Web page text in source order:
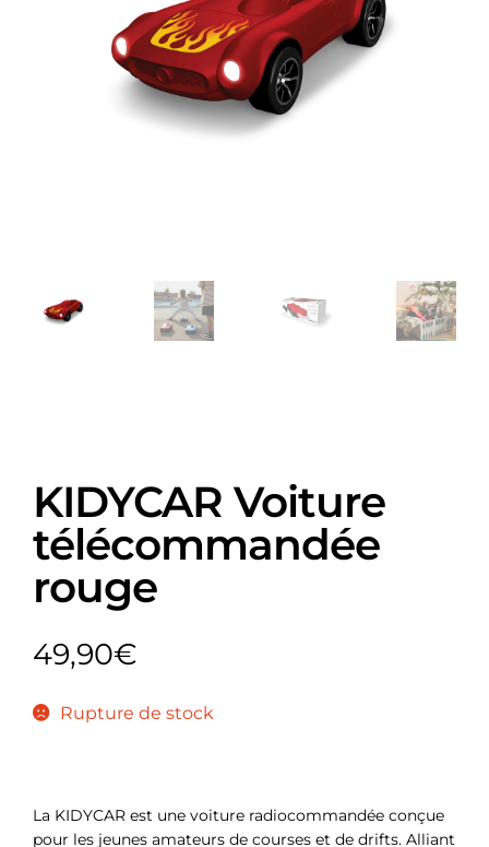
KIDYCAR Voiture
télécommandée
rouge
49,90€
Rupture de stock
La KIDYCAR est une voiture radiocommandée conçue
pour les jeunes amateurs de courses et de drifts. Alliant